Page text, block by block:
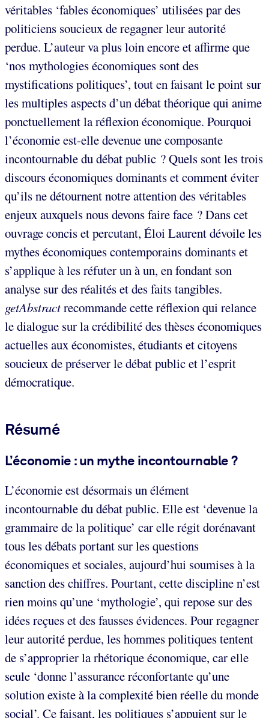
véritables ‘fables économiques’ utilisées par des
politiciens soucieux de regagner leur autorité
perdue. L’auteur va plus loin encore et affirme que
‘nos mythologies économiques sont des
mystifications politiques’, tout en faisant le point sur
les multiples aspects d’un débat théorique qui anime
ponctuellement la réflexion économique. Pourquoi
l’économie est-elle devenue une composante
incontournable du débat public ? Quels sont les trois
discours économiques dominants et comment éviter
qu’ils ne détournent notre attention des véritables
enjeux auxquels nous devons faire face ? Dans cet
ouvrage concis et percutant, Éloi Laurent dévoile les
mythes économiques contemporains dominants et
s’applique à les réfuter un à un, en fondant son
analyse sur des réalités et des faits tangibles.
getAbstractrecommande cette réflexion qui relance
le dialogue sur la crédibilité des thèses économiques
actuelles aux économistes, étudiants et citoyens
soucieux de préserver le débat public et l’esprit
démocratique.
Résumé
L’économie : un mythe incontournable ?
L’économie est désormais un élément
incontournable du débat public. Elle est ‘devenue la
grammaire de la politique’ car elle régit dorénavant
tous les débats portant sur les questions
économiques et sociales, aujourd’hui soumises à la
sanction des chiffres. Pourtant, cette discipline n’est
rien moins qu’une ‘mythologie’, qui repose sur des
idées reçues et des fausses évidences. Pour regagner
leur autorité perdue, les hommes politiques tentent
de s’approprier la rhétorique économique, car elle
seule ‘donne l’assurance réconfortante qu’une
solution existe à la complexité bien réelle du monde
social’. Ce faisant, les politiques s’appuient sur le